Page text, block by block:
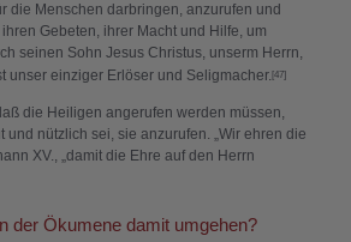
die Menschen darbringen, anzurufen und
Gebeten, ihrer Macht und Hilfe, um
seinen Sohn Jesus Christus, unserm Herrn,
unser einziger Erlöser und Seligmacher.[47]
die Heiligen angerufen werden müssen,
und nützlich sei, sie anzurufen. „Wir ehren die
XV., „damit die Ehre auf den Herrn
der Ökumene damit umgehen?